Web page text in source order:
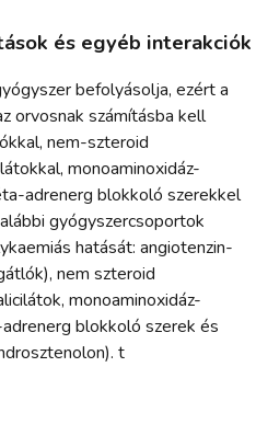
és egyéb interakciók
befolyásolja, ezért a
orvosnak számításba kell
nem-szteroid
monoaminoxidáz-
adrenerg blokkoló szerekkel
gyógyszercsoportok
hatását: angiotenzin-
nem szteroid
monoaminoxidáz-
blokkoló szerek és
t